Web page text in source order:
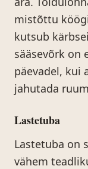
mistõttu
kutsub
sääsevõrk on
päevadel, kui
jahutada
Lastetuba
Lastetuba on
vähem